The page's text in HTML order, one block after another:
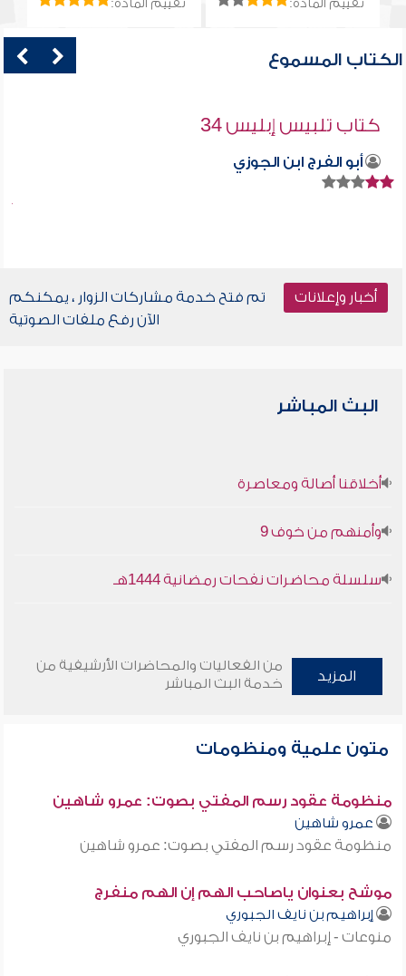
تقييم المادة: تقييم المادة:
الكتاب المسموع
كتاب تلبيس إبليس 34
أبو الفرج ابن الجوزي
أخبار وإعلانات
تم فتح خدمة مشاركات الزوار ، يمكنكم
الآن رفع ملفات الصوتية
البث المباشر
أخلاقنا أصالة ومعاصرة
وأمنهم من خوف 9
سلسلة محاضرات نفحات رمضانية 1444هـ
المزيد
من الفعاليات والمحاضرات الأرشيفية من
خدمة البث المباشر
متون علمية ومنظومات
منظومة عقود رسم المفتي بصوت: عمرو شاهين
عمرو شاهين
منظومة عقود رسم المفتي بصوت: عمرو شاهين
موشح بعنوان ياصاحب الهم إن الهم منفرج
إبراهيم بن نايف الجبوري
منوعات - إبراهيم بن نايف الجبوري